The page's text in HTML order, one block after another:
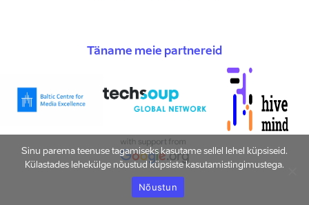
Täname meie partnereid
Sinu parema teenuse tagamiseks kasutame sellel lehel küpsiseid.
Külastades lehekülge nõustud küpsiste kasutamistingimustega.
Nõustun